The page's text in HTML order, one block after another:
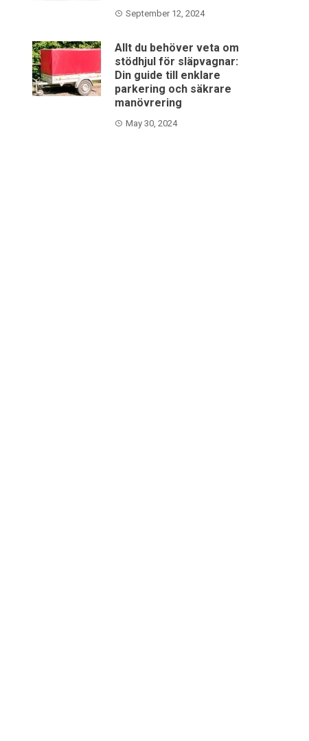
September 12, 2024
Allt du behöver veta om
stödhjul för släpvagnar:
Din guide till enklare
parkering och säkrare
manövrering
May 30, 2024